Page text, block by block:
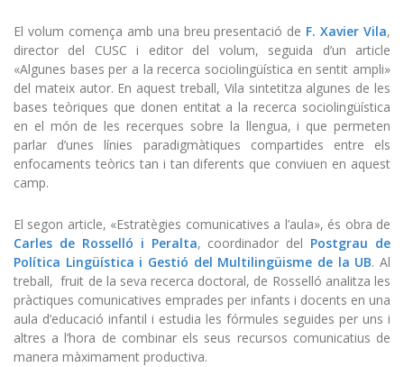
El volum comença amb una breu presentació de F. Xavier Vila,
director del CUSC i editor del volum, seguida d’un article
«Algunes bases per a la recerca sociolingüística en sentit ampli»
del mateix autor. En aquest treball, Vila sintetitza algunes de les
bases teòriques que donen entitat a la recerca sociolingüística
en el món de les recerques sobre la llengua, i que permeten
parlar d’unes línies paradigmàtiques compartides entre els
enfocaments teòrics tan i tan diferents que conviuen en aquest
camp.
El segon article, «Estratègies comunicatives a l’aula», és obra de
Carles de Rosselló i Peralta, coordinador del Postgrau de
Política Lingüística i Gestió del Multilingüisme de la UB. Al
treball, fruit de la seva recerca doctoral, de Rosselló analitza les
pràctiques comunicatives emprades per infants i docents en una
aula d’educació infantil i estudia les fórmules seguides per uns i
altres a l’hora de combinar els seus recursos comunicatius de
manera màximament productiva.